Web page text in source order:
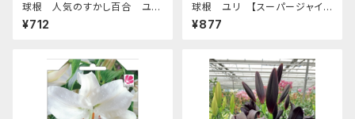
球根 人気のすかし百合 ユリ
【トモス】ya [サイズ: 2球入り]
¥712
球根 ユリ 【スーパージャイア
ント カサブランカ】tk [サイズ: 1
球入り]
¥877